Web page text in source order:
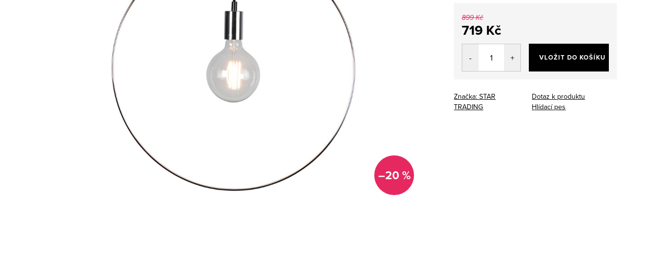
–20 %
899 Kč
719 Kč
Měrná
VLOŽIT DO KOŠÍKU
Značka:STAR
TRADING
Dotaz k produktu
Hlídací pes